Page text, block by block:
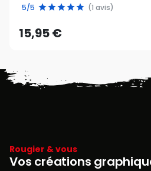
5/5 (1 avis)
15,95 €
Rougier & vous
Vos créations